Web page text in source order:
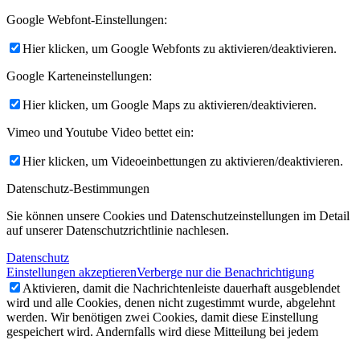
Google Webfont-Einstellungen:
Hier klicken, um Google Webfonts zu aktivieren/deaktivieren.
Google Karteneinstellungen:
Hier klicken, um Google Maps zu aktivieren/deaktivieren.
Vimeo und Youtube Video bettet ein:
Hier klicken, um Videoeinbettungen zu aktivieren/deaktivieren.
Datenschutz-Bestimmungen
Sie können unsere Cookies und Datenschutzeinstellungen im Detail
auf unserer Datenschutzrichtlinie nachlesen.
Datenschutz
Einstellungen akzeptierenVerberge nur die Benachrichtigung
Aktivieren, damit die Nachrichtenleiste dauerhaft ausgeblendet
wird und alle Cookies, denen nicht zugestimmt wurde, abgelehnt
werden. Wir benötigen zwei Cookies, damit diese Einstellung
gespeichert wird. Andernfalls wird diese Mitteilung bei jedem